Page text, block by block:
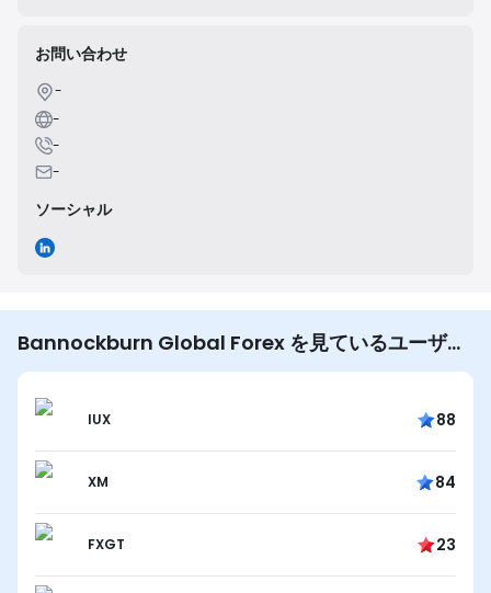
お問い合わせ
-
-
-
-
ソーシャル
Bannockburn Global Forex を見ているユーザー
は他にも…
IUX 88
XM 84
FXGT 23